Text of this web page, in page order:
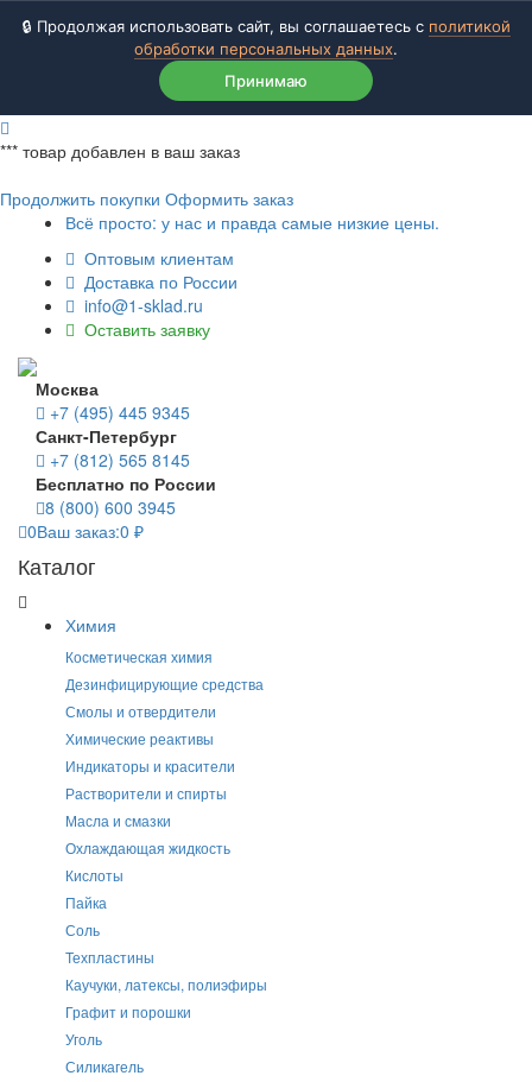
🔒 Продолжая использовать сайт, вы соглашаетесь с политикой
обработки персональных данных.
Принимаю
*** товар добавлен в ваш заказ
Продолжить покупки Оформить заказ
Всё просто: у нас и правда самые низкие цены.
Оптовым клиентам
Доставка по России
info@1-sklad.ru
Оставить заявку
Москва
+7 (495) 445 9345
Санкт-Петербург
+7 (812) 565 8145
Бесплатно по России
8 (800) 600 3945
0Ваш заказ:0 ₽
Каталог
Химия
Косметическая химия
Дезинфицирующие средства
Смолы и отвердители
Химические реактивы
Индикаторы и красители
Растворители и спирты
Масла и смазки
Охлаждающая жидкость
Кислоты
Пайка
Соль
Техпластины
Каучуки, латексы, полиэфиры
Графит и порошки
Уголь
Силикагель